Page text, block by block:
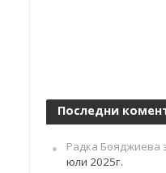
Последни
Радка Бояджиева
юли 2025г.